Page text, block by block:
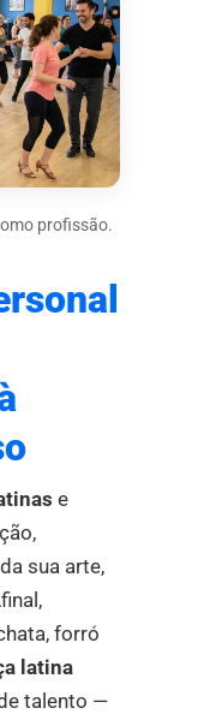
profissão.
e
sua arte,
forró
latina
talento —